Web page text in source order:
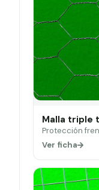
Malla triple
Protección
Ver ficha